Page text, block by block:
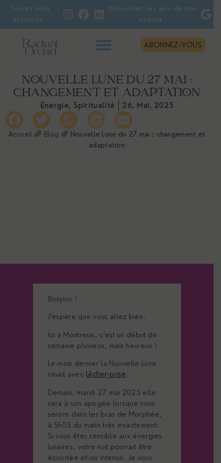
Suivez mon
actualité :
Découvrez les avis de mes
clients :
ABONNEZ-VOUS
NOUVELLE LUNE DU 27 MAI :
CHANGEMENT ET ADAPTATION
Énergie, Spiritualité 26, Mai, 2025
Accueil 🌈 Blog 🌈 Nouvelle Lune du 27 mai : changement et
adaptation
Bonjour !
J’espère que vous allez bien.
Ici à Montreux, c’est un début de
semaine pluvieux, mais heureux !
Le mois dernier la Nouvelle Lune
rimait avec lâcher-prise.
Demain, mardi 27 mai 2025 elle
sera à son apogée lorsque nous
serons dans les bras de Morphée,
à 5h03 du matin très exactement.
Si vous êtes sensible aux énergies
lunaires, votre nuit pourrait être
écourtée et-ou intense. Je vous